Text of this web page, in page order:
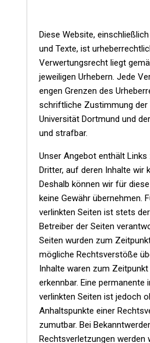
Diese Website,
und Texte, ist
Verwertungsrecht liegt
jeweiligen Urhebern. Jede
engen Grenzen des
schriftliche Zustimmung der
Universität Dortmund und
und strafbar.
Unser Angebot enthält
Dritter, auf deren Inhalte wir
Deshalb können wir für
keine Gewähr übernehmen.
verlinkten Seiten ist stets
Betreiber der Seiten
Seiten wurden zum
mögliche Rechtsverstöße
Inhalte waren zum
erkennbar. Eine permanente
verlinkten Seiten ist jedoch
Anhaltspunkte einer
zumutbar. Bei
Rechtsverletzungen werden